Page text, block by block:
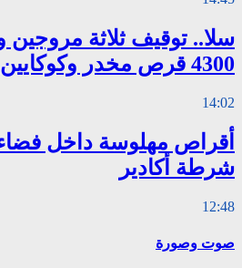
سلا.. توقيف ثلاثة
4300 قرص مخدر وكوكايين وإكستازي
14:02
أقراص مهلوسة داخل
شرطة أكادير
12:48
صوت وصورة